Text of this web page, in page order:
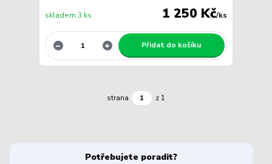
1 250 Kč/ks
skladem 3 ks
Přidat do košíku
strana z 1
Potřebujete poradit?